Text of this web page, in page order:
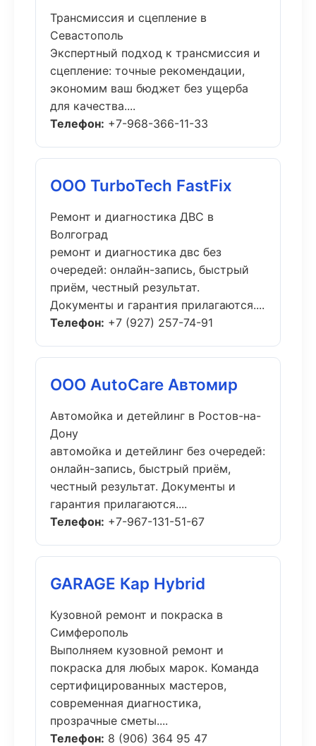
Трансмиссия и сцепление в
Севастополь
Экспертный подход к трансмиссия и
сцепление: точные рекомендации,
экономим ваш бюджет без ущерба
для качества....
Телефон: +7-968-366-11-33
ООО TurboTech FastFix
Ремонт и диагностика ДВС в
Волгоград
ремонт и диагностика двс без
очередей: онлайн-запись, быстрый
приём, честный результат.
Документы и гарантия прилагаются....
Телефон: +7 (927) 257-74-91
ООО AutoCare Автомир
Автомойка и детейлинг в Ростов-на-
Дону
автомойка и детейлинг без очередей:
онлайн-запись, быстрый приём,
честный результат. Документы и
гарантия прилагаются....
Телефон: +7-967-131-51-67
GARAGE Кар Hybrid
Кузовной ремонт и покраска в
Симферополь
Выполняем кузовной ремонт и
покраска для любых марок. Команда
сертифицированных мастеров,
современная диагностика,
прозрачные сметы....
Телефон: 8 (906) 364 95 47